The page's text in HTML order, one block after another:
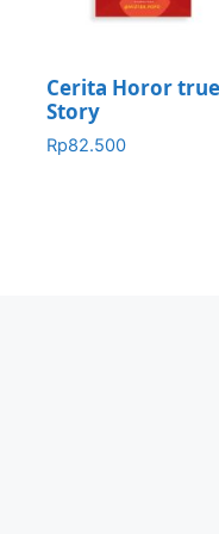
Cerita Horor
Story
Rp82.500